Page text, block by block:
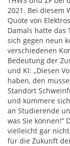
2021. Bei diesem
Quote von
Damals hatte das
sich gegen neun
verschiedenen
Bedeutung der
und KI: „Diesen
haben, den
Standort
und kümmere
an Studierende
was Sie können!“
vielleicht gar
für die Zukunft